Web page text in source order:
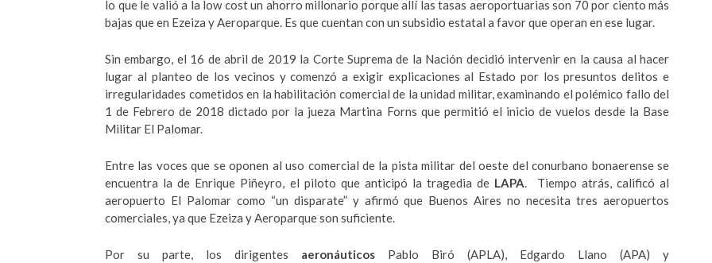
lo que le valió a la low cost un ahorro millonario porque allí las tasas aeroportuarias son 70 por ciento más
bajas que en Ezeiza y Aeroparque. Es que cuentan con un subsidio estatal a favor que operan en ese lugar.
Sin embargo, el 16 de abril de 2019 la Corte Suprema de la Nación decidió intervenir en la causa al hacer
lugar al planteo de los vecinos y comenzó a exigir explicaciones al Estado por los presuntos delitos e
irregularidades cometidos en la habilitación comercial de la unidad militar, examinando el polémico fallo del
1 de Febrero de 2018 dictado por la jueza Martina Forns que permitió el inicio de vuelos desde la Base
Militar El Palomar.
Entre las voces que se oponen al uso comercial de la pista militar del oeste del conurbano bonaerense se
encuentra la de Enrique Piñeyro, el piloto que anticipó la tragedia de LAPA. Tiempo atrás, calificó al
aeropuerto El Palomar como “un disparate” y afirmó que Buenos Aires no necesita tres aeropuertos
comerciales, ya que Ezeiza y Aeroparque son suficiente.
Por su parte, los dirigentes aeronáuticos Pablo Biró (APLA), Edgardo Llano (APA) y